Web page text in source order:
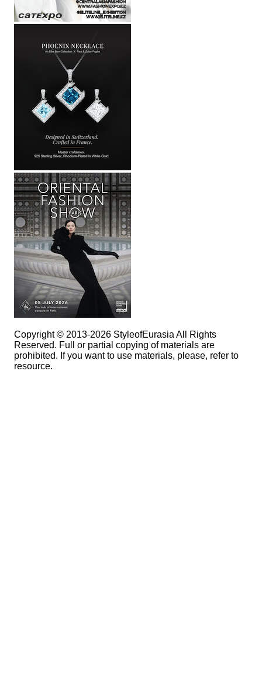
Copyright © 2013-2026 StyleofEurasia All Rights
Reserved. Full or partial copying of materials are
prohibited. If you want to use materials, please, refer to
resource.